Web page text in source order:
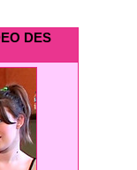
DES